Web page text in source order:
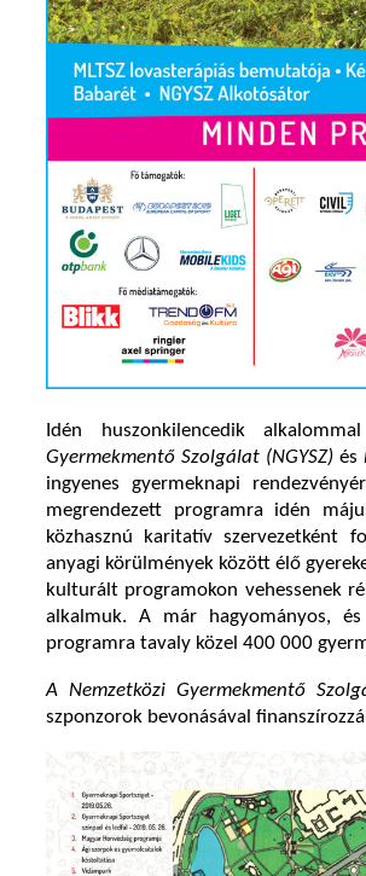
Idén huszonkilencedik
Gyermekmentő Szolgálat (NGYSZ) és
ingyenes gyermeknapi
megrendezett programra idén
közhasznú karitatív szervezetként
anyagi körülmények között élő
kulturált programokon vehessenek
alkalmuk. A már hagyományos,
programra tavaly közel 400 000
A Nemzetközi Gyermekmentő
szponzorok bevonásával